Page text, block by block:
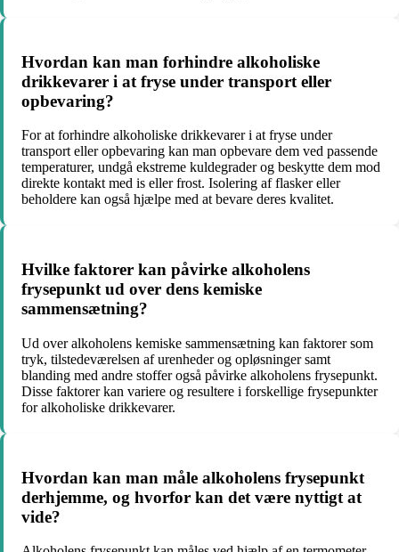
Hvordan kan man forhindre alkoholiske
drikkevarer i at fryse under transport eller
opbevaring?
For at forhindre alkoholiske drikkevarer i at fryse under
transport eller opbevaring kan man opbevare dem ved passende
temperaturer, undgå ekstreme kuldegrader og beskytte dem mod
direkte kontakt med is eller frost. Isolering af flasker eller
beholdere kan også hjælpe med at bevare deres kvalitet.
Hvilke faktorer kan påvirke alkoholens
frysepunkt ud over dens kemiske
sammensætning?
Ud over alkoholens kemiske sammensætning kan faktorer som
tryk, tilstedeværelsen af urenheder og opløsninger samt
blanding med andre stoffer også påvirke alkoholens frysepunkt.
Disse faktorer kan variere og resultere i forskellige frysepunkter
for alkoholiske drikkevarer.
Hvordan kan man måle alkoholens frysepunkt
derhjemme, og hvorfor kan det være nyttigt at
vide?